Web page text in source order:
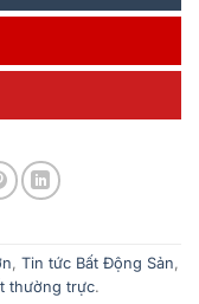
, Tin tức Bất Động Sản,
thường trực.